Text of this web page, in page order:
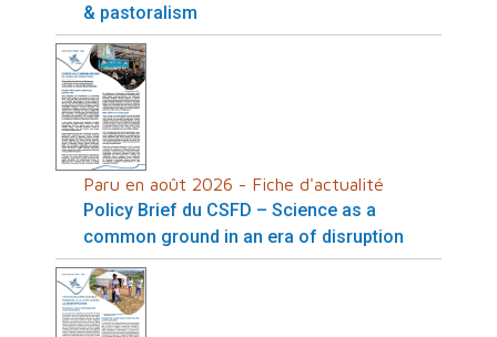
& pastoralism
Paru en août 2026 - Fiche d'actualité
Policy Brief du CSFD – Science as a
common ground in an era of disruption